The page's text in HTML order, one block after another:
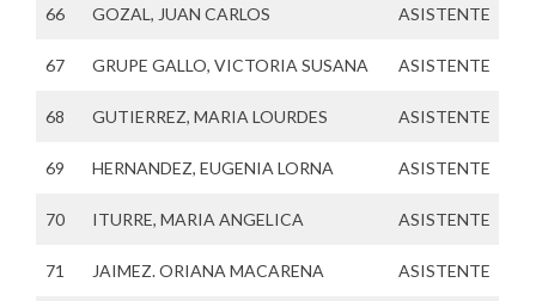
66 GOZAL, JUAN CARLOS ASISTENTE
67 GRUPE GALLO, VICTORIA SUSANA ASISTENTE
68 GUTIERREZ, MARIA LOURDES ASISTENTE
69 HERNANDEZ, EUGENIA LORNA ASISTENTE
70 ITURRE, MARIA ANGELICA ASISTENTE
71 JAIMEZ. ORIANA MACARENA ASISTENTE